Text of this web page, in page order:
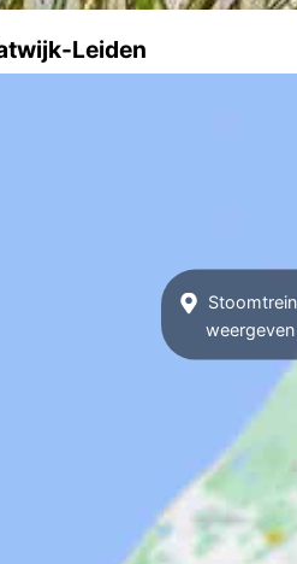
Leiden